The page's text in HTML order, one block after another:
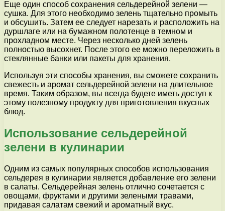
Еще один способ сохранения сельдерейной зелени —
сушка. Для этого необходимо зелень тщательно промыть
и обсушить. Затем ее следует нарезать и расположить на
дуршлаге или на бумажном полотенце в темном и
прохладном месте. Через несколько дней зелень
полностью высохнет. После этого ее можно переложить в
стеклянные банки или пакеты для хранения.
Используя эти способы хранения, вы сможете сохранить
свежесть и аромат сельдерейной зелени на длительное
время. Таким образом, вы всегда будете иметь доступ к
этому полезному продукту для приготовления вкусных
блюд.
Использование сельдерейной
зелени в кулинарии
Одним из самых популярных способов использования
сельдерея в кулинарии является добавление его зелени
в салаты. Сельдерейная зелень отлично сочетается с
овощами, фруктами и другими зелеными травами,
придавая салатам свежий и ароматный вкус.